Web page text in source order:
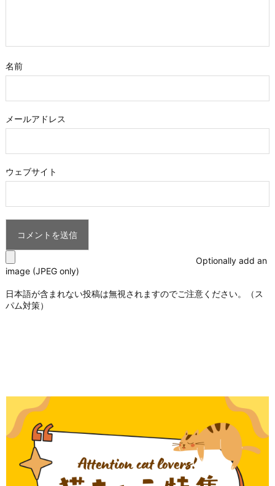
名前
メールアドレス
ウェブサイト
Optionally add an
image (JPEG only)
日本語が含まれない投稿は無視されますのでご注意ください。（ス
パム対策）